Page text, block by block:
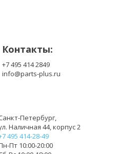
Контакты:
+7 495 414 2849
info@parts-plus.ru
Петербург,
Наличная 44, корпус 2
495 414-28-49
Пт 10:00-20:00